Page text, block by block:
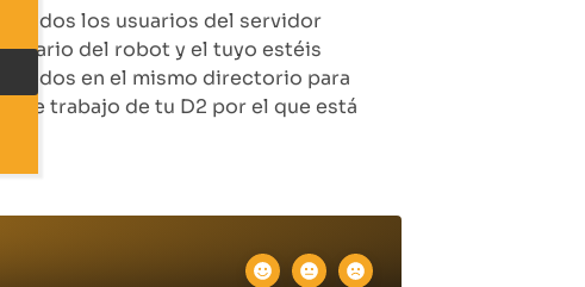
todos los usuarios del servidor
del robot y el tuyo estéis
en el mismo directorio para
de trabajo de tu D2 por el que está